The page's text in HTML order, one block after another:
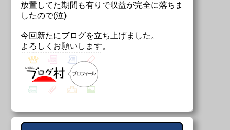
放置してた期間も有りで収益が完全に落ちま
したので(泣)
今回新たにブログを立ち上げました。
よろしくお願いします。